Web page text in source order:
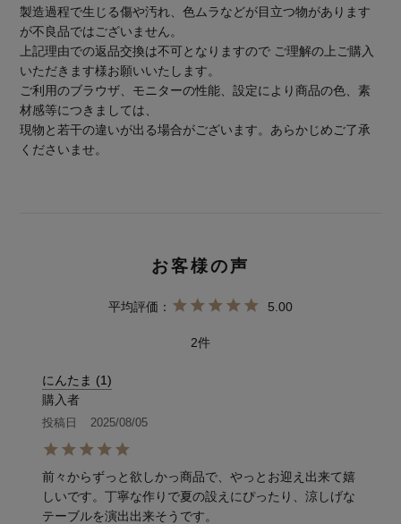
製造過程で生じる傷や汚れ、色ムラなどが目立つ物があります
が不良品ではございません。
上記理由での返品交換は不可となりますので ご理解の上ご購入
いただきます様お願いいたします。
ご利用のブラウザ、モニターの性能、設定により商品の色、素
材感等につきましては、
現物と若干の違いが出る場合がございます。あらかじめご了承
くださいませ。
5.00
2
にんたま
1
購入者
投稿日 2025/08/05
前々からずっと欲しかっ商品で、やっとお迎え出来て嬉
しいです。丁寧な作りで夏の設えにぴったり、涼しげな
テーブルを演出出来そうです。